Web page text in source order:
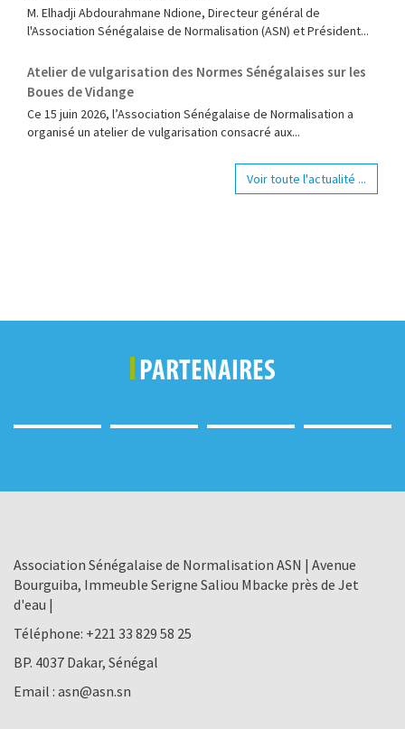
M. Elhadji Abdourahmane Ndione, Directeur général de
l'Association Sénégalaise de Normalisation (ASN) et Président...
Atelier de vulgarisation des Normes Sénégalaises sur les
Boues de Vidange
Ce 15 juin 2026, l’Association Sénégalaise de Normalisation a
organisé un atelier de vulgarisation consacré aux...
Voir toute l'actualité ...
PARTENAIRES
Association Sénégalaise de Normalisation ASN | Avenue
Bourguiba, Immeuble Serigne Saliou Mbacke près de Jet
d'eau |
Téléphone: +221 33 829 58 25
BP. 4037 Dakar, Sénégal
Email : asn@asn.sn